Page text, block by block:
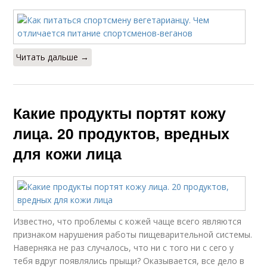
Читать дальше →
Какие продукты портят кожу
лица. 20 продуктов, вредных
для кожи лица
Известно, что проблемы с кожей чаще всего являются
признаком нарушения работы пищеварительной системы.
Наверняка не раз случалось, что ни с того ни с сего у
тебя вдруг появлялись прыщи? Оказывается, все дело в